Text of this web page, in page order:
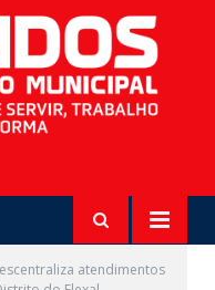
atendimentos